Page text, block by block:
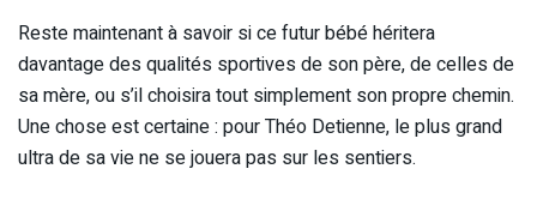
Reste maintenant à savoir si ce futur bébé héritera
davantage des qualités sportives de son père, de celles de
sa mère, ou s’il choisira tout simplement son propre chemin.
Une chose est certaine : pour Théo Detienne, le plus grand
ultra de sa vie ne se jouera pas sur les sentiers.